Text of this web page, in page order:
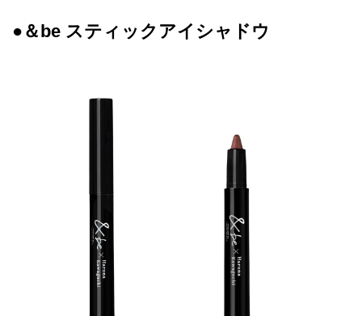
●＆be スティックアイシャドウ